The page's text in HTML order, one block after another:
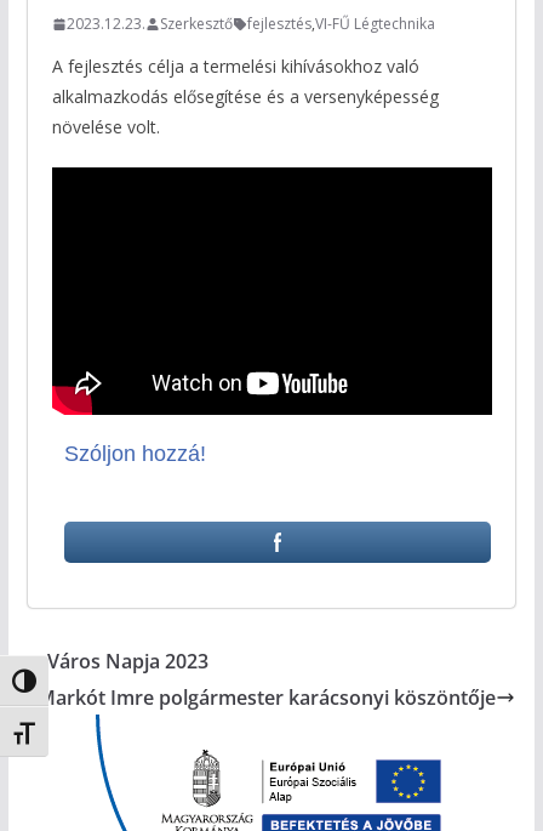
Nagy kontraszt váltása
Betűméret váltása
2023.12.23. Szerkesztő fejlesztés,VI-FŰ Légtechnika
A fejlesztés célja a termelési kihívásokhoz való
alkalmazkodás elősegítése és a versenyképesség
növelése volt.
Szóljon hozzá!
Város Napja 2023
Markót Imre polgármester karácsonyi köszöntője